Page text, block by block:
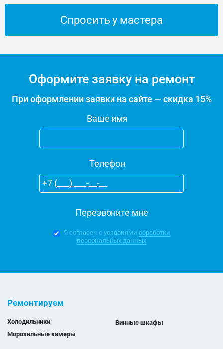
Спросить у мастера
Оформите заявку на ремонт
При оформлении заявки на сайте — скидка 15%
Ваше имя
Телефон
Я согласен с условиями обработки
персональных данных
Ремонтируем
Холодильники
Морозильные камеры
Винные шкафы